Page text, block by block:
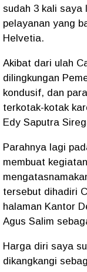
sudah 3 kali saya
pelayanan yang
Helvetia.
Akibat dari ulah
dilingkungan
kondusif, dan
terkotak-kotak
Edy Saputra
Parahnya lagi
membuat
tersebut dihadiri
halaman Kantor
Agus Salim
Harga diri saya
dikangkangi